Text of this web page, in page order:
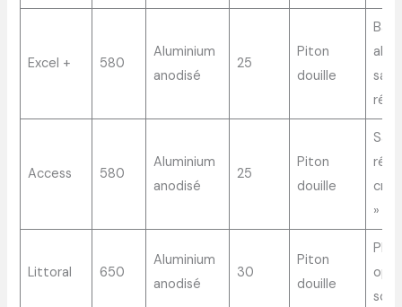
Excel + 580
Aluminium
anodisé
25
Piton
douille
Access 580
Aluminium
anodisé
25
Piton
douille
»
Littoral 650
Aluminium
anodisé
30
Piton
douille
Plus